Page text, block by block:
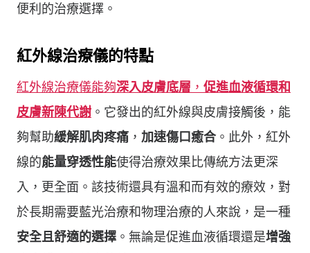
便利的治療選擇。
紅外線治療儀的特點
紅外線治療儀能夠深入皮膚底層 ， 促進血液循環和
皮膚新陳代謝 。它發出的紅外線與皮膚接觸後，能
夠幫助緩解肌肉疼痛 ， 加速傷口癒合。此外，紅外
線的能量穿透性能使得治療效果比傳統方法更深
入，更全面。該技術還具有溫和而有效的療效，對
於長期需要藍光治療和物理治療的人來說，是一種
安全且舒適的選擇 。無論是促進血液循環還是增強